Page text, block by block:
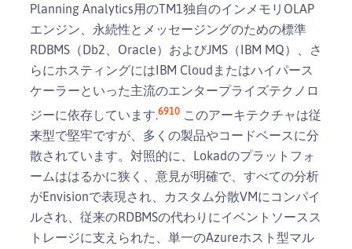
Planning Analytics用のTM1独自のインメモリOLAP
エンジン、永続性とメッセージングのための標準
RDBMS（Db2、Oracle）およびJMS（IBM MQ）、さ
らにホスティングにはIBM Cloudまたはハイパース
ケーラーといった主流のエンタープライズテクノロ
ジーに依存しています.6910 このアーキテクチャは従
来型で堅牢ですが、多くの製品やコードベースに分
散されています。対照的に、Lokadのプラットフォ
ームははるかに狭く、意見が明確で、すべての分析
がEnvisionで表現され、カスタム分散VMにコンパイ
ルされ、従来のRDBMSの代わりにイベントソースス
トレージに支えられた、単一のAzureホスト型マル